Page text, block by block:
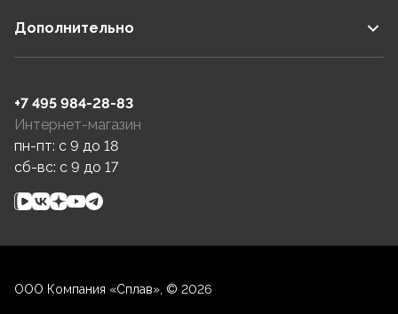
Дополнительно
+7 495 984-28-83
Интернет-магазин
пн-пт: c 9 до 18
сб-вс: c 9 до 17
ООО Компания «Сплав», © 2026